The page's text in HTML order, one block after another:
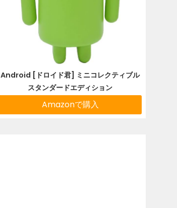
Android [ドロイド君] ミニコレクティブル
スタンダードエディション
Amazonで購入